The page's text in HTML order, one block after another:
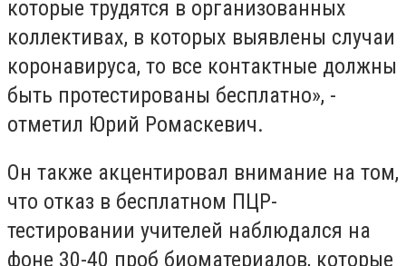
которые трудятся в организованных
коллективах, в которых выявлены случаи
коронавируса, то все контактные должны
быть протестированы бесплатно», -
отметил Юрий Ромаскевич.
Он также акцентировал внимание на том,
что отказ в бесплатном ПЦР-
тестировании учителей наблюдался на
фоне 30-40 проб биоматериалов, которые